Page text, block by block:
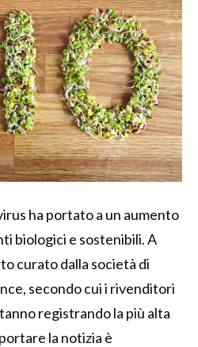
ha portato a un aumento
biologici e sostenibili. A
curato dalla società di
secondo cui i rivenditori
registrando la più alta
la notizia è